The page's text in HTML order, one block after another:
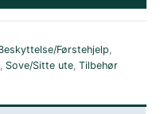
Førstehjelp,
, Sove/Sitte ute,Tilbehør